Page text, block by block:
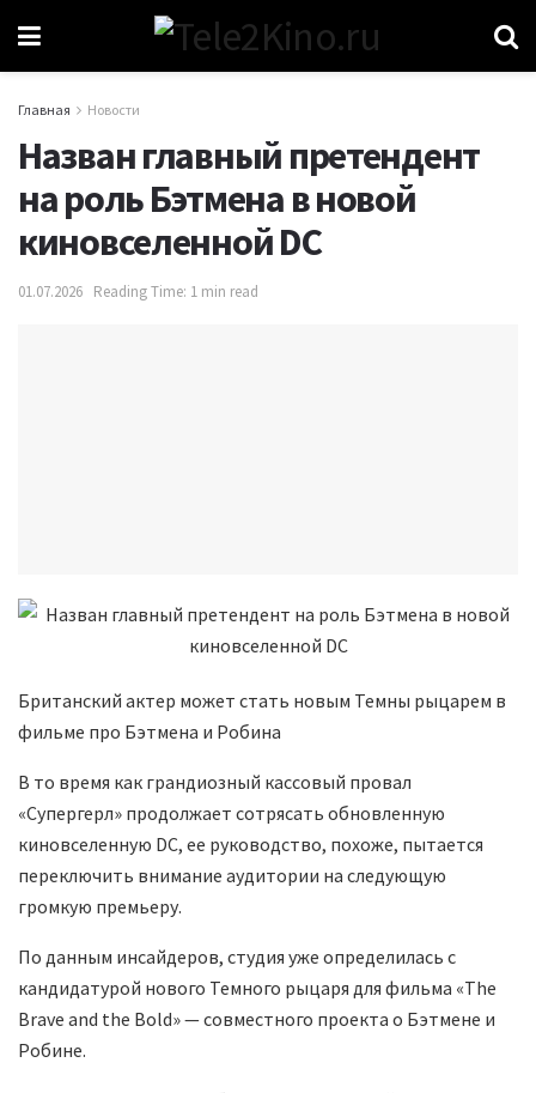
Главная Новости
Назван главный претендент
на роль Бэтмена в новой
киновселенной DC
01.07.2026 Reading Time: 1 min read
Британский актер может стать новым Темны рыцарем в
фильме про Бэтмена и Робина
В то время как грандиозный кассовый провал
«Супергерл» продолжает сотрясать обновленную
киновселенную DC, ее руководство, похоже, пытается
переключить внимание аудитории на следующую
громкую премьеру.
По данным инсайдеров, студия уже определилась с
кандидатурой нового Темного рыцаря для фильма «The
Brave and the Bold» — совместного проекта о Бэтмене и
Робине.